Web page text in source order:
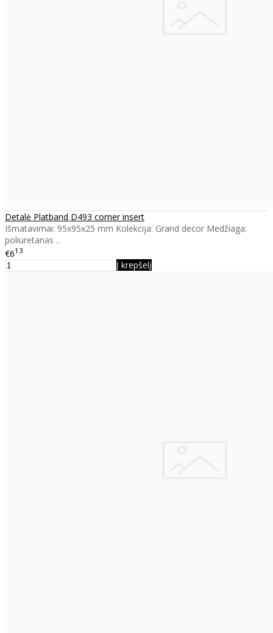
Detalė Platband D493 corner insert
Išmatavimai: 95x95x25 mm Kolekcija: Grand decor Medžiaga:
poliuretanas ..
€613
Į krepšelį